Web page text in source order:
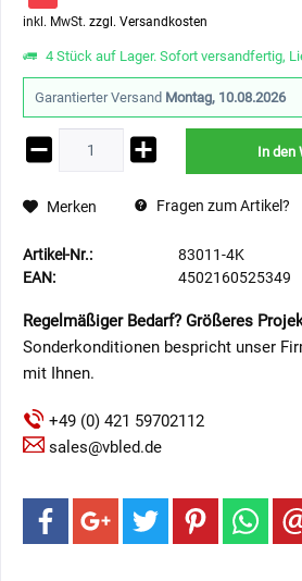
inkl. MwSt. zzgl. Versandkosten
4 Stück auf Lager. Sofort versandfertig,
Garantierter Versand Montag, 10.08.2026
In den
Merken Fragen zum Artikel?
Artikel-Nr.:
83011-4K
EAN:
4502160525349
Regelmäßiger Bedarf? Größeres
Sonderkonditionen bespricht unser
mit Ihnen.
+49 (0) 421 59702112
sales@vbled.de